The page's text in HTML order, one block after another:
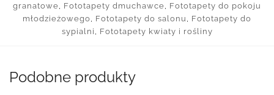
granatowe, Fototapety dmuchawce, Fototapety do pokoju
młodzieżowego, Fototapety do salonu , Fototapety do
sypialni , Fototapety kwiaty i rośliny
Podobne produkty